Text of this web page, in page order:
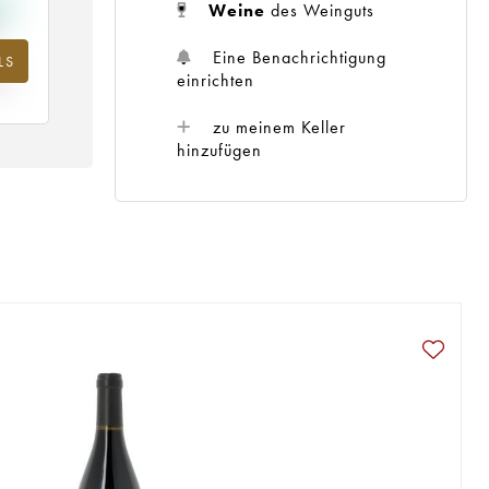
Weine des Weinguts
Eine Benachrichtigung
einrichten
zu meinem Keller
hinzufügen